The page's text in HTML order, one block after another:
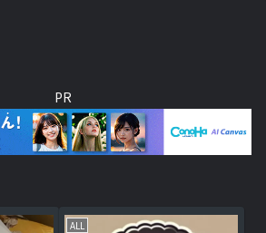
PR
ALL